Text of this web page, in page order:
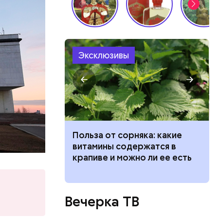
Эксклюзивы
к
Польза от сорняка: какие
витамины содержатся в
крапиве и можно ли ее есть
Вечерка ТВ